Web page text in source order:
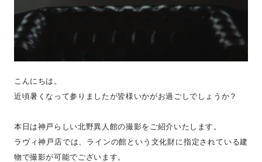
こんにちは。
近頃暑くなって参りましたが皆様いかがお過ごしでしょうか？
本日は神戸らしい北野異人館の撮影をご紹介いたします。
ラヴィ神戸店では、ラインの館という文化財に指定されている建
物で撮影が可能でございます。